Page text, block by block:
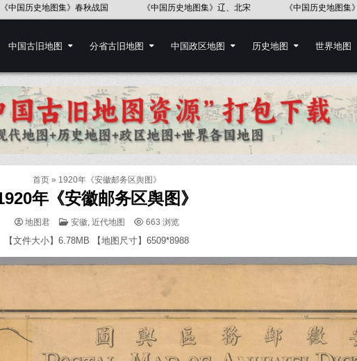
《中国历史地图集》五代十国 中国地图出版社《世界历史地图集》 《
中国古旧地图 分省古旧地图 中国政区地图 历史地图 世界地图
首页» 1920年《安徽邮务区舆图》
年《安徽邮务区舆图》
地图君
POSTED
安徽, 近代地图 663 浏览
【文件大小】6.78MB 【地图尺寸】6509*8988